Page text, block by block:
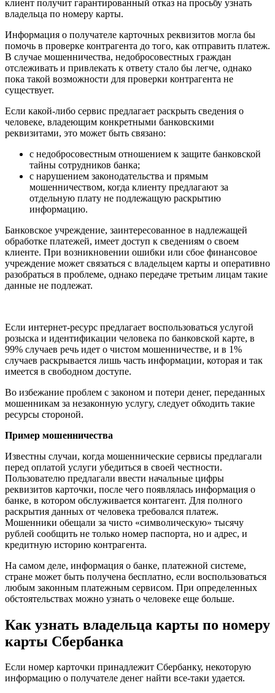
клиент получит гарантированный отказ на просьбу узнать
владельца по номеру карты.
Информация о получателе карточных реквизитов могла бы
помочь в проверке контрагента до того, как отправить платеж.
В случае мошенничества, недобросовестных граждан
отслеживать и привлекать к ответу стало бы легче, однако
пока такой возможности для проверки контрагента не
существует.
Если какой-либо сервис предлагает раскрыть сведения о
человеке, владеющим конкретными банковскими
реквизитами, это может быть связано:
с недобросовестным отношением к защите банковской
тайны сотрудников банка;
с нарушением законодательства и прямым
мошенничеством, когда клиенту предлагают за
отдельную плату не подлежащую раскрытию
информацию.
Банковское учреждение, заинтересованное в надлежащей
обработке платежей, имеет доступ к сведениям о своем
клиенте. При возникновении ошибки или сбое финансовое
учреждение может связаться с владельцем карты и оперативно
разобраться в проблеме, однако передаче третьим лицам такие
данные не подлежат.
Если интернет-ресурс предлагает воспользоваться услугой
розыска и идентификации человека по банковской карте, в
99% случаев речь идет о чистом мошенничестве, и в 1%
случаев раскрывается лишь часть информации, которая и так
имеется в свободном доступе.
Во избежание проблем с законом и потери денег, переданных
мошенникам за незаконную услугу, следует обходить такие
ресурсы стороной.
Пример мошенничества
Известны случаи, когда мошеннические сервисы предлагали
перед оплатой услуги убедиться в своей честности.
Пользователю предлагали ввести начальные цифры
реквизитов карточки, после чего появлялась информация о
банке, в котором обслуживается контагент. Для полного
раскрытия данных от человека требовался платеж.
Мошенники обещали за чисто «символическую» тысячу
рублей сообщить не только номер паспорта, но и адрес, и
кредитную историю контрагента.
На самом деле, информация о банке, платежной системе,
стране может быть получена бесплатно, если воспользоваться
любым законным платежным сервисом. При определенных
обстоятельствах можно узнать о человеке еще больше.
Как узнать владельца карты по номеру
карты Сбербанка
Если номер карточки принадлежит Сбербанку, некоторую
информацию о получателе денег найти все-таки удается.